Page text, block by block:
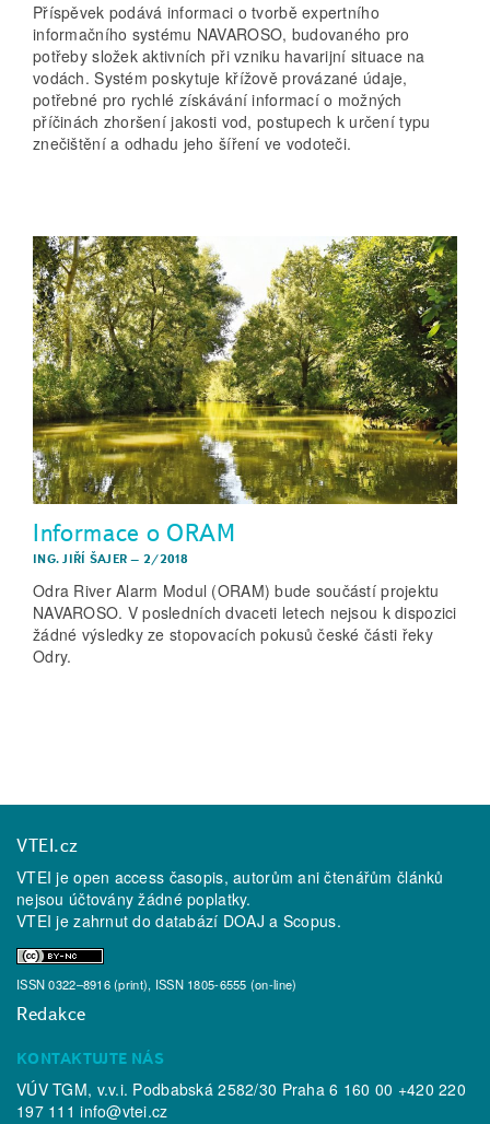
Příspěvek podává informaci o tvorbě expertního
informačního systému NAVAROSO, budovaného pro
potřeby složek aktivních při vzniku havarijní situace na
vodách. Systém poskytuje křížově provázané údaje,
potřebné pro rychlé získávání informací o možných
příčinách zhoršení jakosti vod, postupech k určení typu
znečištění a odhadu jeho šíření ve vodoteči.
Informace o ORAM
ING. JIŘÍ ŠAJER –2/2018
Odra River Alarm Modul (ORAM) bude součástí projektu
NAVAROSO. V posledních dvaceti letech nejsou k dispozici
žádné výsledky ze stopovacích pokusů české části řeky
Odry.
VTEI.cz
VTEI je open access časopis, autorům ani čtenářům článků
nejsou účtovány žádné poplatky.
VTEI je zahrnut do databází DOAJ a Scopus.
ISSN 0322–8916 (print), ISSN 1805-6555 (on-line)
Redakce
KONTAKTUJTE NÁS
VÚV TGM, v.v.i. Podbabská 2582/30 Praha 6 160 00 +420 220
197 111info@vtei.cz